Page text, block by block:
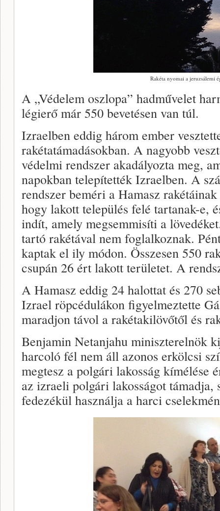
Rakéta nyomai a jeruzsálemi
A „Védelem oszlopa” hadművelet
légierő már 550 bevetésen van túl.
Izraelben eddig három ember
rakétatámadásokban. A nagyobb
védelmi rendszer akadályozta meg,
napokban telepítették Izraelben. A
rendszer beméri a Hamasz
hogy lakott település felé tartanak-e,
indít, amely megsemmisíti a
tartó rakétával nem foglalkoznak.
kaptak el ily módon. Összesen 550
csupán 26 ért lakott területet. A
A Hamasz eddig 24 halottat és 270
Izrael röpcédulákon figyelmeztette
maradjon távol a rakétakilövőtől és
Benjamin Netanjahu miniszterelnök
harcoló fél nem áll azonos erkölcsi
megtesz a polgári lakosság kímélése
az izraeli polgári lakosságot
fedezékül használja a harci